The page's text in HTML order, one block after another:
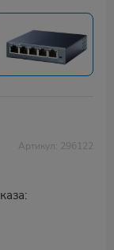
Артикул: 296122